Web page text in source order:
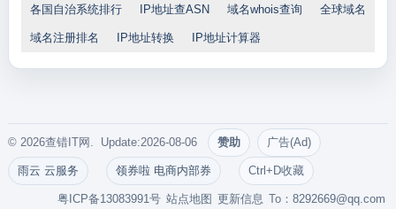
各国自治系统排行 IP地址查ASN 域名whois查询 全球域名
域名注册排名 IP地址转换 IP地址计算器
© 2026查错IT网. Update:2026-08-06 赞助 广告(Ad)
雨云 云服务 领券啦 电商内部券 Ctrl+D收藏
To：8292669@qq.com
更新信息
站点地图
粤ICP备13083991号